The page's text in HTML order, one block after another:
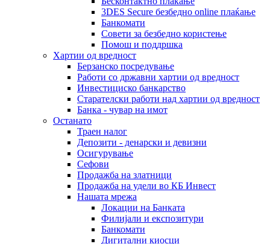
3DES Secure безбедно online плаќање
Банкомати
Совети за безбедно користење
Помош и поддршка
Хартии од вредност
Берзанско посредување
Работи со државни хартии од вредност
Инвестициско банкарство
Старателски работи над хартии од вредност
Банка - чувар на имот
Останато
Траен налог
Депозити - денарски и девизни
Осигурување
Сефови
Продажба на златници
Продажба на удели во КБ Инвест
Нашата мрежа
Локации на Банката
Филијали и експозитури
Банкомати
Дигитални киосци